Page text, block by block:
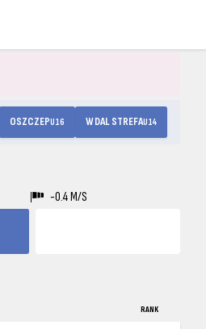
OSZCZEPU16 W DAL STREFAU14
-0.4 M/S
RANK